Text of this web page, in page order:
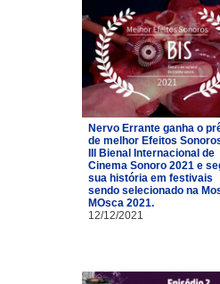
Nervo Errante ganha o
de melhor Efeitos
III Bienal Internacional de
Cinema Sonoro 2021 e
sua história em festivais
sendo selecionado na
MOsca 2021.
12/12/2021